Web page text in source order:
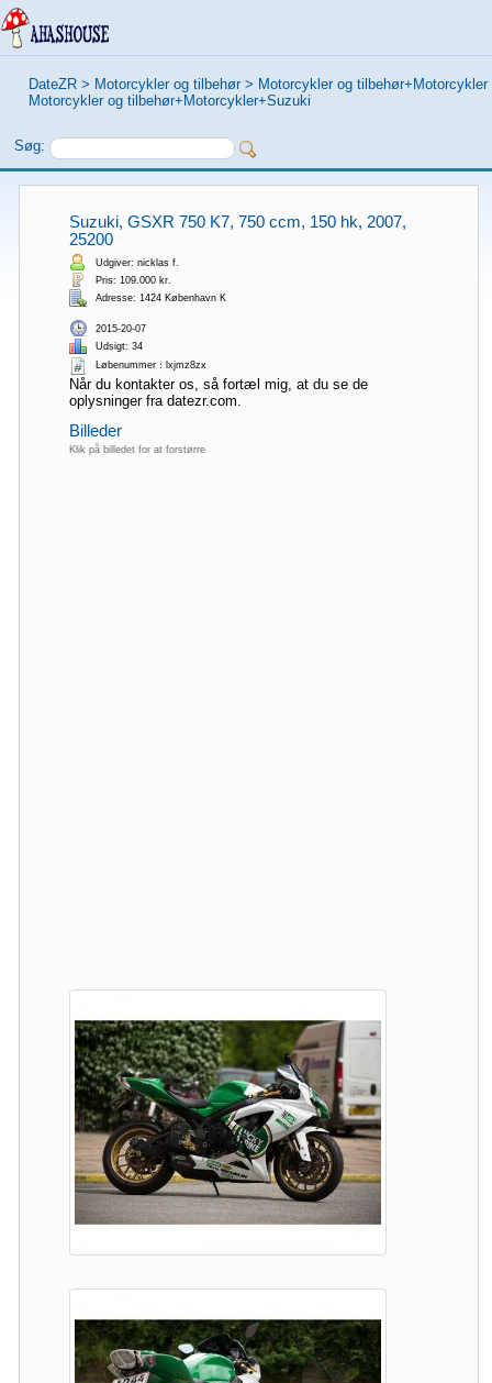
DateZR > Motorcykler og tilbehør > Motorcykler og tilbehør+Motorcykler
Motorcykler og tilbehør+Motorcykler+Suzuki
Søg:
Suzuki, GSXR 750 K7, 750 ccm, 150 hk, 2007,
25200
Udgiver: nicklas f.
Pris: 109.000 kr.
Adresse: 1424 København K
2015-20-07
Udsigt: 34
Løbenummer：lxjmz8zx
Når du kontakter os, så fortæl mig, at du se de
oplysninger fra datezr.com.
Billeder
Klik på billedet for at forstørre